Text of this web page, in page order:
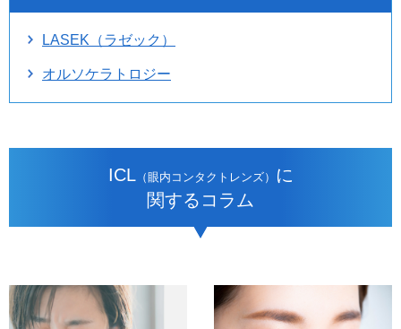
LASEK（ラゼック）
オルソケラトロジー
ICL（眼内コンタクトレンズ）
に
関するコラム